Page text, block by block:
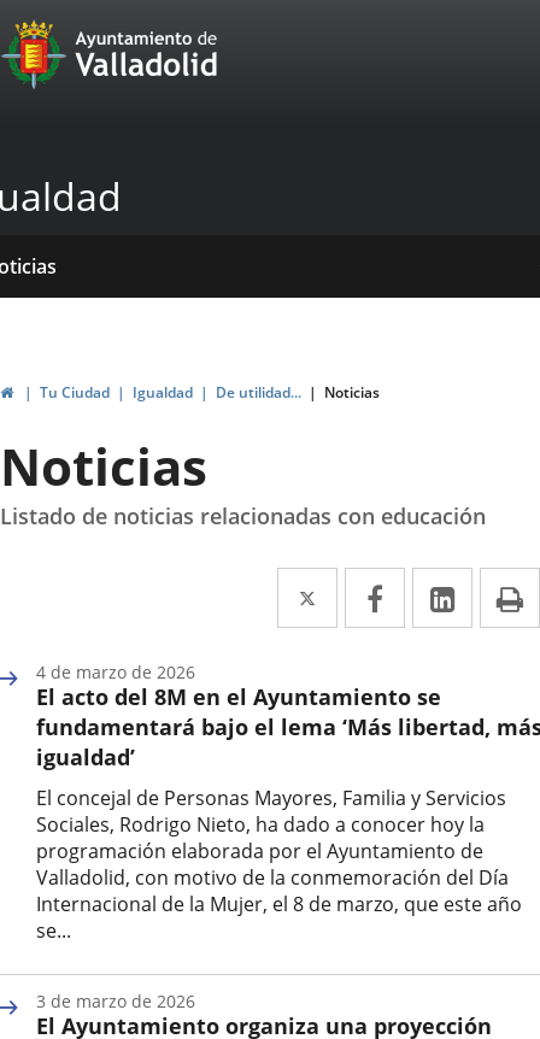
Portal
Web
Ayuntamiento
de
Valladolid
HomeTu Ciudad Igualdad De utilidad... Noticias
Noticias
Listado de noticias relacionadas con educación
Twitter
Enlace
a
aplicación
Facebook
Enlace
a
aplicación
externa.
Enlace
a
El acto del 8M en el Ayuntamiento se
fundamentará bajo el lema ‘Más libertad,
igualdad’
El concejal de Personas Mayores, Familia y Servicios
Sociales, Rodrigo Nieto, ha dado a conocer hoy la
programación elaborada por el Ayuntamiento de
Valladolid, con motivo de la conmemoración del Día
Internacional de la Mujer, el 8 de marzo, que este año
se...
la
noticia
4 de marzo de 2026
El Ayuntamiento organiza una proyección
3 de marzo de 2026